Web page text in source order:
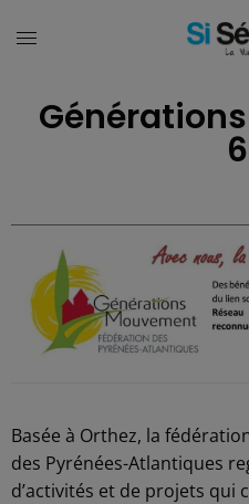
Basée à Orthez, la
des Pyrénées-Atlantiques
d’activités et de projets qui